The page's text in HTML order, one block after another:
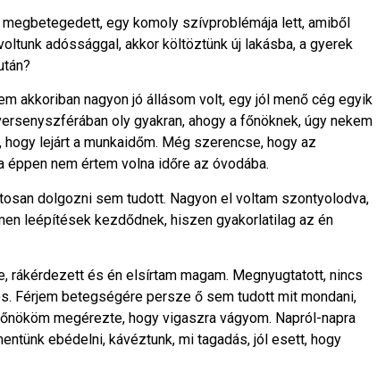
egy komoly szívproblémája lett, amiből
adóssággal, akkor költöztünk új lakásba, a gyerek
akkoriban nagyon jó állásom volt, egy jól menő cég egyik
oly gyakran, ahogy a főnöknek, úgy nekem
lejárt a munkaidőm. Még szerencse, hogy az
nem értem volna időre az óvodába.
dolgozni sem tudott. Nagyon el voltam szontyolodva,
leépítések kezdődnek, hiszen gyakorlatilag az én
rákérdezett és én elsírtam magam. Megnyugtatott, nincs
Férjem betegségére persze ő sem tudott mit mondani,
megérezte, hogy vigaszra vágyom. Napról-napra
ebédelni, kávéztunk, mi tagadás, jól esett, hogy